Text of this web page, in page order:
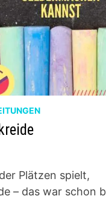
Plätzen spielt,
– das war schon